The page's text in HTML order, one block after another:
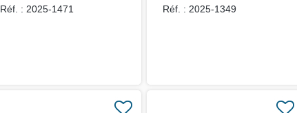
Réf. : 2025-1471 Réf. : 2025-1349